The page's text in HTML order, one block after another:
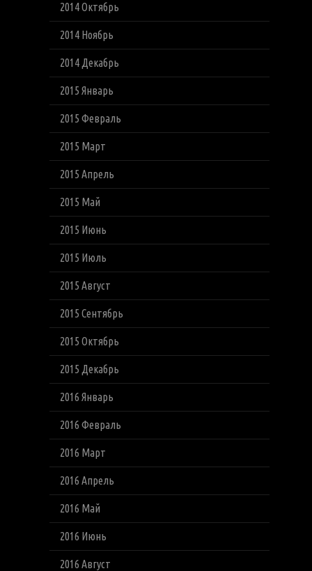
2014 Октябрь
2014 Ноябрь
2014 Декабрь
2015 Январь
2015 Февраль
2015 Март
2015 Апрель
2015 Май
2015 Июнь
2015 Июль
2015 Август
2015 Сентябрь
2015 Октябрь
2015 Декабрь
2016 Январь
2016 Февраль
2016 Март
2016 Апрель
2016 Май
2016 Июнь
2016 Август